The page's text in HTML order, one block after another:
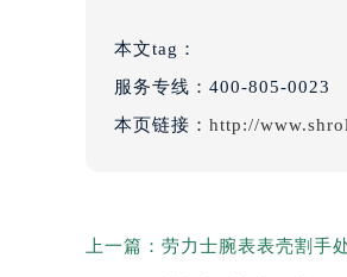
本文tag：
服务专线： 400-805-0023
本页链接： http://
上一篇： 劳力士腕表表壳割手